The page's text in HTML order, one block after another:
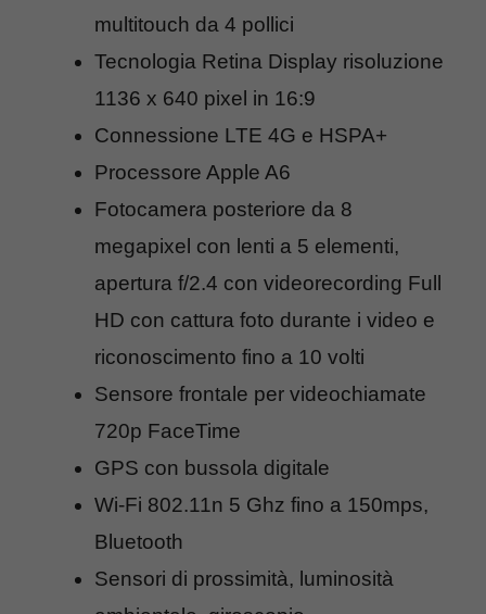
multitouch da 4 pollici
Tecnologia Retina Display risoluzione
1136 x 640 pixel in 16:9
Connessione LTE 4G e HSPA+
Processore Apple A6
Fotocamera posteriore da 8
megapixel con lenti a 5 elementi,
apertura f/2.4 con videorecording Full
HD con cattura foto durante i video e
riconoscimento fino a 10 volti
Sensore frontale per videochiamate
720p FaceTime
GPS con bussola digitale
Wi-Fi 802.11n 5 Ghz fino a 150mps,
Bluetooth
Sensori di prossimità, luminosità